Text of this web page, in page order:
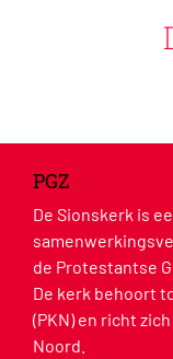
PGZ
De Sionskerk is
de Protestantse
De kerk behoort
(PKN) en richt
Noord.